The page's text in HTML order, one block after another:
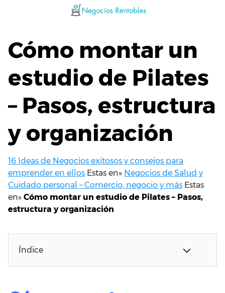
Cómo montar un
estudio de Pilates
– Pasos, estructura
y organización
16 Ideas de Negocios exitosos y consejos para
emprender en ellos Estas en» Negocios de Salud y
Cuidado personal – Comercio, negocio y más Estas
en» Cómo montar un estudio de Pilates – Pasos,
estructura y organización
Índice